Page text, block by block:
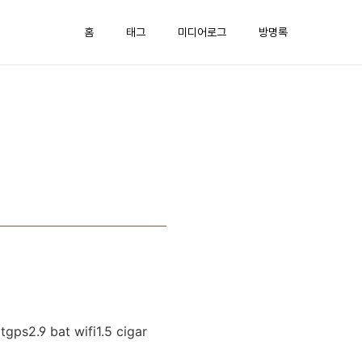
홈 태그 미디어로그 방명록
bat wifi1.5 cigar